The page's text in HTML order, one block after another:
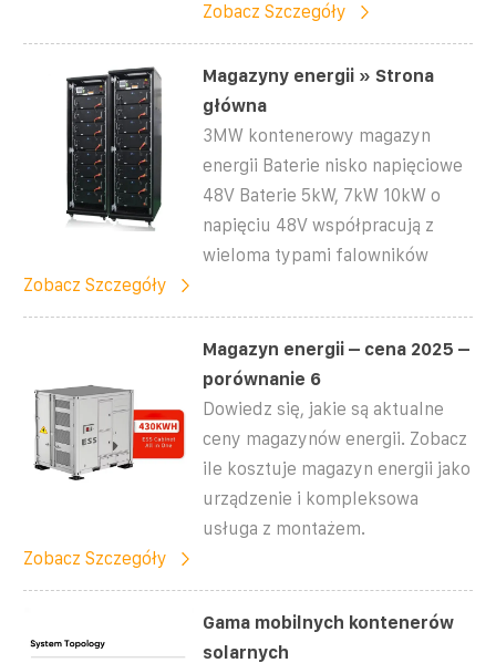
Zobacz Szczegóły
Magazyny energii » Strona
główna
3MW kontenerowy magazyn
energii Baterie nisko napięciowe
48V Baterie 5kW, 7kW 10kW o
napięciu 48V współpracują z
wieloma typami falowników
Zobacz Szczegóły
Magazyn energii – cena 2025 –
porównanie 6
Dowiedz się, jakie są aktualne
ceny magazynów energii. Zobacz
ile kosztuje magazyn energii jako
urządzenie i kompleksowa
usługa z montażem.
Zobacz Szczegóły
Gama mobilnych kontenerów
solarnych